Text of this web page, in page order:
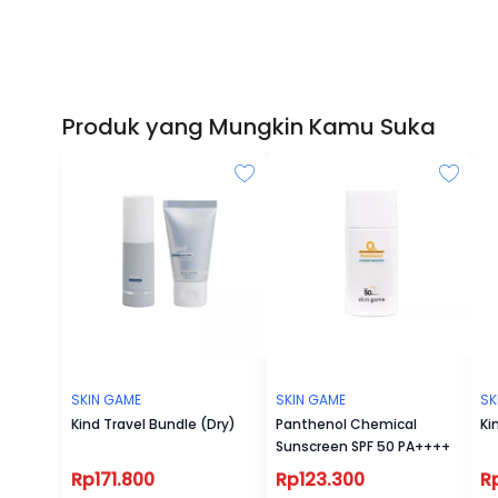
Produk yang Mungkin Kamu Suka
SKIN GAME
Kind Travel Bundle (Dry)
Rp171.800
SKIN GAME
Panthenol Chemical
Sunscreen SPF 50 PA++++
Rp123.300